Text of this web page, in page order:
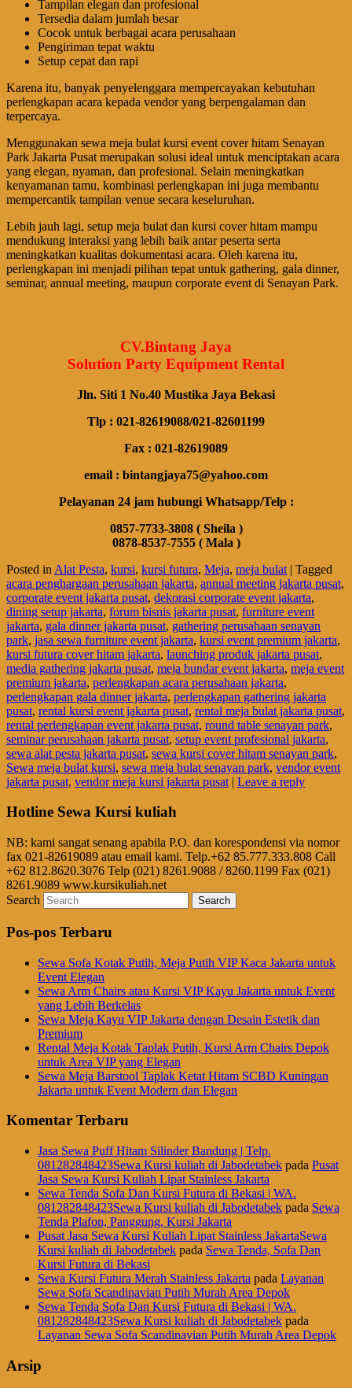
Tampilan elegan dan profesional
Tersedia dalam jumlah besar
Cocok untuk berbagai acara perusahaan
Pengiriman tepat waktu
Setup cepat dan rapi
Karena itu, banyak penyelenggara mempercayakan kebutuhan
perlengkapan acara kepada vendor yang berpengalaman dan
terpercaya.
Menggunakan sewa meja bulat kursi event cover hitam Senayan
Park Jakarta Pusat merupakan solusi ideal untuk menciptakan acara
yang elegan, nyaman, dan profesional. Selain meningkatkan
kenyamanan tamu, kombinasi perlengkapan ini juga membantu
mempercantik tampilan venue secara keseluruhan.
Lebih jauh lagi, setup meja bulat dan kursi cover hitam mampu
mendukung interaksi yang lebih baik antar peserta serta
meningkatkan kualitas dokumentasi acara. Oleh karena itu,
perlengkapan ini menjadi pilihan tepat untuk gathering, gala dinner,
seminar, annual meeting, maupun corporate event di Senayan Park.
CV.Bintang Jaya
Solution Party Equipment Rental
Jln. Siti 1 No.40 Mustika Jaya Bekasi
Tlp : 021-82619088/021-82601199
Fax : 021-82619089
email : bintangjaya75@yahoo.com
Pelayanan 24 jam hubungi Whatsapp/Telp :
0857-7733-3808 ( Sheila )
0878-8537-7555 ( Mala )
Posted in Alat Pesta, kursi, kursi futura, Meja, meja bulat | Tagged
acara penghargaan perusahaan jakarta, annual meeting jakarta pusat,
corporate event jakarta pusat, dekorasi corporate event jakarta,
dining setup jakarta, forum bisnis jakarta pusat, furniture event
jakarta, gala dinner jakarta pusat, gathering perusahaan senayan
park, jasa sewa furniture event jakarta, kursi event premium jakarta,
kursi futura cover hitam jakarta, launching produk jakarta pusat,
media gathering jakarta pusat, meja bundar event jakarta, meja event
premium jakarta, perlengkapan acara perusahaan jakarta,
perlengkapan gala dinner jakarta, perlengkapan gathering jakarta
pusat, rental kursi event jakarta pusat, rental meja bulat jakarta pusat,
rental perlengkapan event jakarta pusat, round table senayan park,
seminar perusahaan jakarta pusat, setup event profesional jakarta,
sewa alat pesta jakarta pusat, sewa kursi cover hitam senayan park,
Sewa meja bulat kursi, sewa meja bulat senayan park, vendor event
jakarta pusat, vendor meja kursi jakarta pusat | Leave a reply
Hotline Sewa Kursi kuliah
NB: kami sangat senang apabila P.O. dan korespondensi via nomor
fax 021-82619089 atau email kami. Telp.+62 85.777.333.808 Call
+62 812.8620.3076 Telp (021) 8261.9088 / 8260.1199 Fax (021)
8261.9089 www.kursikuliah.net
Search
Pos-pos Terbaru
Sewa Sofa Kotak Putih, Meja Putih VIP Kaca Jakarta untuk
Event Elegan
Sewa Arm Chairs atau Kursi VIP Kayu Jakarta untuk Event
yang Lebih Berkelas
Sewa Meja Kayu VIP Jakarta dengan Desain Estetik dan
Premium
Rental Meja Kotak Taplak Putih, Kursi Arm Chairs Depok
untuk Area VIP yang Elegan
Sewa Meja Barstool Taplak Ketat Hitam SCBD Kuningan
Jakarta untuk Event Modern dan Elegan
Komentar Terbaru
Jasa Sewa Puff Hitam Silinder Bandung | Telp.
081282848423Sewa Kursi kuliah di Jabodetabek pada Pusat
Jasa Sewa Kursi Kuliah Lipat Stainless Jakarta
Sewa Tenda Sofa Dan Kursi Futura di Bekasi | WA.
081282848423Sewa Kursi kuliah di Jabodetabek pada Sewa
Tenda Plafon, Panggung, Kursi Jakarta
Pusat Jasa Sewa Kursi Kuliah Lipat Stainless JakartaSewa
Kursi kuliah di Jabodetabek pada Sewa Tenda, Sofa Dan
Kursi Futura di Bekasi
Sewa Kursi Futura Merah Stainless Jakarta pada Layanan
Sewa Sofa Scandinavian Putih Murah Area Depok
Sewa Tenda Sofa Dan Kursi Futura di Bekasi | WA.
081282848423Sewa Kursi kuliah di Jabodetabek pada
Layanan Sewa Sofa Scandinavian Putih Murah Area Depok
Arsip